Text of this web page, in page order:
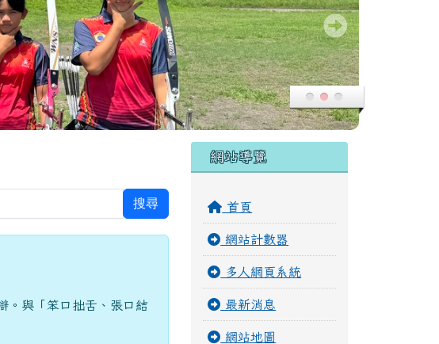
搜尋
。與「笨口拙舌、張口結
右邊區域內容
網站導覽
首頁
網站計數器
多人網頁系統
最新消息
網站地圖